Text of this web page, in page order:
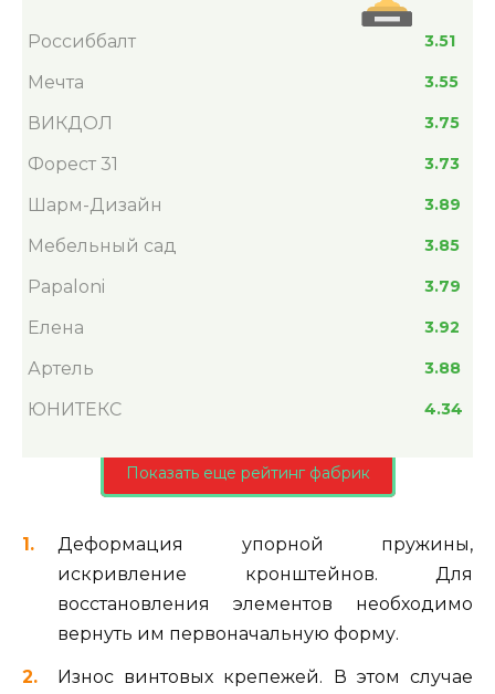
Россиббалт 3.51
Мечта 3.55
ВИКДОЛ 3.75
Форест 31 3.73
Шарм-Дизайн 3.89
Мебельный сад 3.85
Papaloni 3.79
Елена 3.92
Артель 3.88
ЮНИТЕКС 4.34
Показать еще рейтинг фабрик
Деформация упорной пружины,
искривление кронштейнов. Для
восстановления элементов необходимо
вернуть им первоначальную форму.
Износ винтовых крепежей. В этом случае